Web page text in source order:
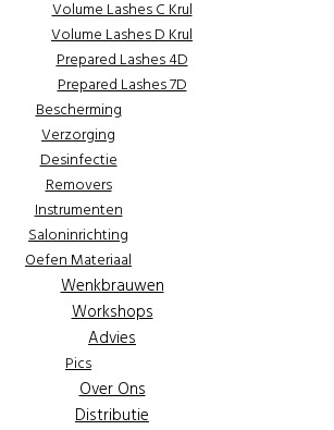
Volume Lashes C Krul
Volume Lashes D Krul
Prepared Lashes 4D
Prepared Lashes 7D
Bescherming
Verzorging
Desinfectie
Removers
Instrumenten
Saloninrichting
Oefen Materiaal
Wenkbrauwen
Workshops
Advies
Pics
Over Ons
Distributie